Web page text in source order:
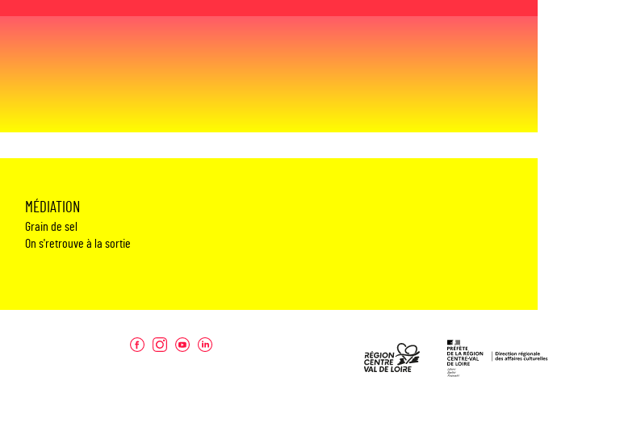
MÉDIATION
Grain de sel
On s'retrouve à la sortie